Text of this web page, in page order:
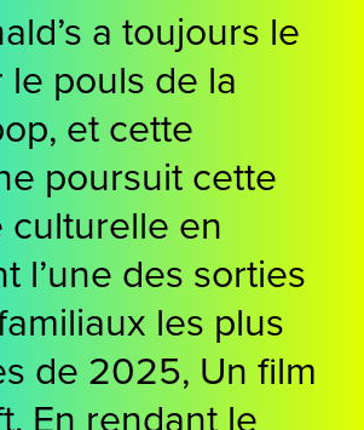
a toujours le
pouls de la
et cette
poursuit cette
culturelle en
l’une des sorties
les plus
de 2025, Un film
En rendant le